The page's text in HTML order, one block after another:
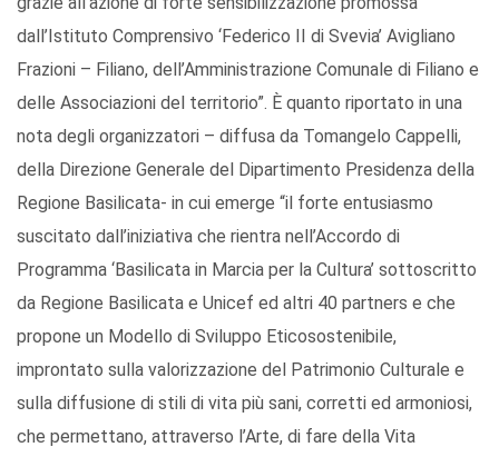
dall’Istituto Comprensivo ‘Federico II di Svevia’ Avigliano
Frazioni – Filiano, dell’Amministrazione Comunale di Filiano e
delle Associazioni del territorio”. È quanto riportato in una
nota degli organizzatori – diffusa da Tomangelo Cappelli,
della Direzione Generale del Dipartimento Presidenza della
Regione Basilicata- in cui emerge “il forte entusiasmo
suscitato dall’iniziativa che rientra nell’Accordo di
Programma ‘Basilicata in Marcia per la Cultura’ sottoscritto
da Regione Basilicata e Unicef ed altri 40 partners e che
propone un Modello di Sviluppo Eticosostenibile,
improntato sulla valorizzazione del Patrimonio Culturale e
sulla diffusione di stili di vita più sani, corretti ed armoniosi,
che permettano, attraverso l’Arte, di fare della Vita